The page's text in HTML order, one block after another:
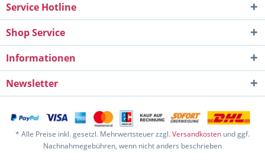
Service Hotline
Shop Service
Informationen
Newsletter
* Alle Preise inkl. gesetzl. Mehrwertsteuer zzgl.Versandkosten und ggf.
Nachnahmegebühren, wenn nicht anders beschrieben